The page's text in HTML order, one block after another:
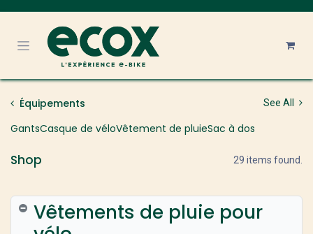
Équipements See All
GantsCasque de véloVêtement de pluieSac à dos
Shop 29 items found.
Vêtements de pluie pour